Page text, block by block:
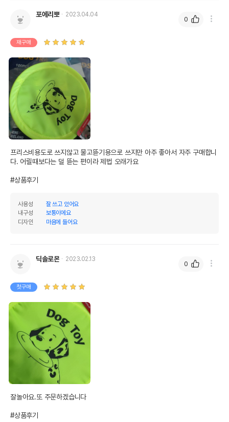
전화번호
유통기한
포에리뽀 2023.04.04
재구매
프리스비용도로 쓰지않고 물고뜯기용으로 쓰지만 아주 좋아서 자주 구매합니
다. 어릴때보다는 덜 뜯는 편이라 제법 오래가요
#상품후기
사용성
잘 쓰고 있어요
내구성
보통이에요
디자인
마음에 들어요
0
딕솔로몬 2023.02.13
첫구매
잘놀아요.또 주문하겠습니다
#상품후기
0